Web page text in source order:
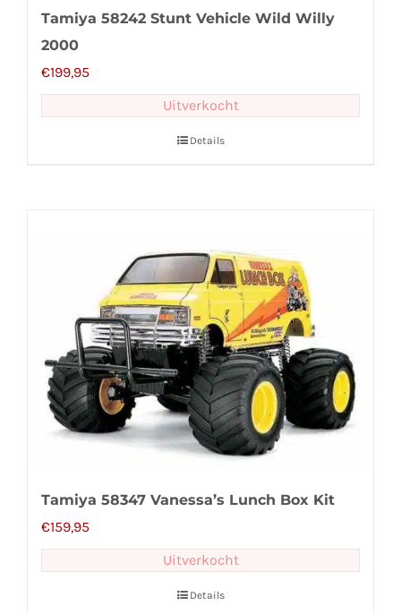
Tamiya 58242 Stunt Vehicle Wild Willy
2000
€199,95
Uitverkocht
Details
Tamiya 58347 Vanessa’s Lunch Box Kit
€159,95
Uitverkocht
Details